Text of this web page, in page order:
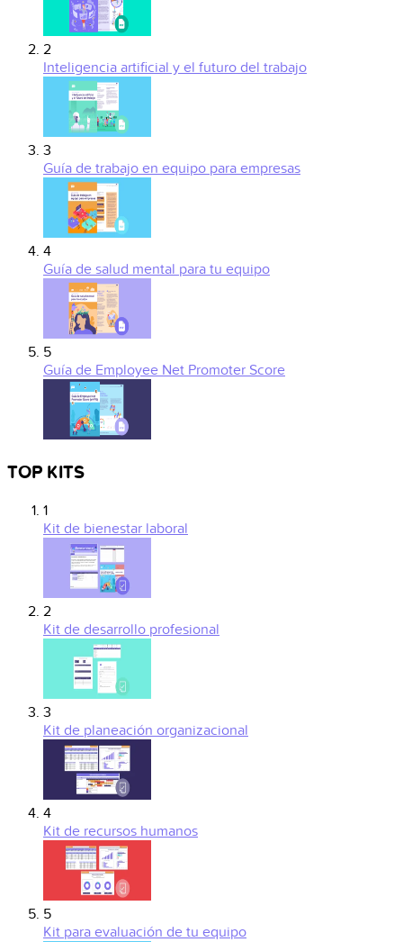
2
Inteligencia artificial y el futuro del trabajo
3
Guía de trabajo en equipo para empresas
4
Guía de salud mental para tu equipo
5
Guía de Employee Net Promoter Score
TOP KITS
1
Kit de bienestar laboral
2
Kit de desarrollo profesional
3
Kit de planeación organizacional
4
Kit de recursos humanos
5
Kit para evaluación de tu equipo